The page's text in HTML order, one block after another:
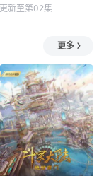
更新至第02集
更多